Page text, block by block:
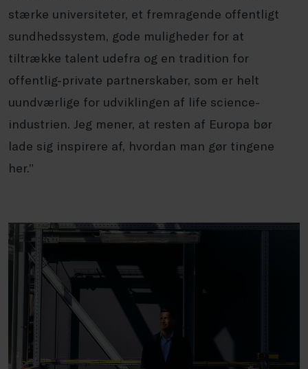
stærke universiteter, et fremragende offentligt
sundhedssystem, gode muligheder for at
tiltrække talent udefra og en tradition for
offentlig-private partnerskaber, som er helt
uundværlige for udviklingen af life science-
industrien. Jeg mener, at resten af Europa bør
lade sig inspirere af, hvordan man gør tingene
her.”